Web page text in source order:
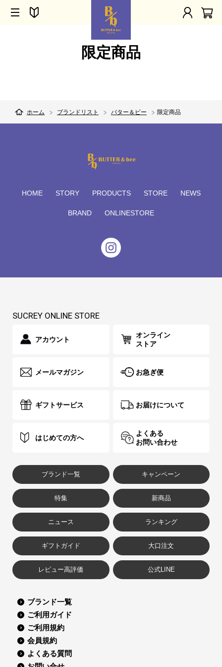
限定商品
ホーム ブランドリスト バター＆ビー 限定商品
HOME STORY PRODUCTS STORE NEWS
BRAND ONLINESTORE
SUCREY ONLINE STORE
アカウント
オンライン
ストア
メールマガジン お急ぎ便
ギフトサービス お届けについて
はじめての方へ
よくある
お問い合わせ
ブランド一覧 キャンペーン
特集 新商品
ニュース ランキング
ギフトガイド 大口注文
レビュー高評価 公式LINE
ブランド一覧
ご利用ガイド
ご利用規約
会員規約
よくある質問